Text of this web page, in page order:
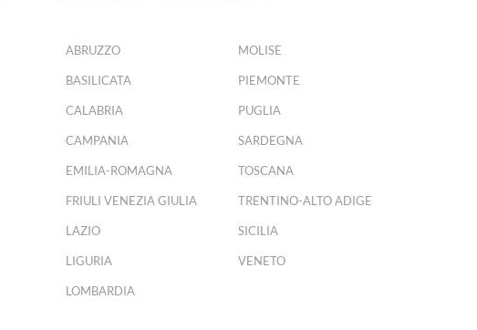
ABRUZZO
BASILICATA
CALABRIA
CAMPANIA
EMILIA-ROMAGNA
FRIULI VENEZIA GIULIA
LAZIO
LIGURIA
LOMBARDIA
MOLISE
PIEMONTE
PUGLIA
SARDEGNA
TOSCANA
TRENTINO-ALTO ADIGE
SICILIA
VENETO